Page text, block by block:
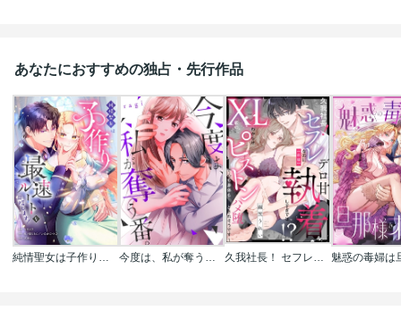
あなたにおすすめの独占・先行作品